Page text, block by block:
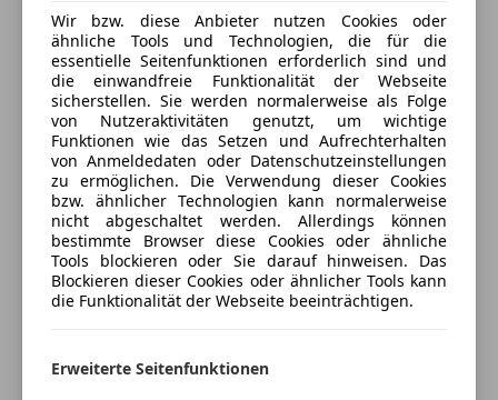
Anhängerkupplung
Markise
Reserverad
Stahlfelgen
Grauwasser mit Spülbecken (kann sehr leicht auch
ausgebaut oder verschoben werden).
Dometic Kompressor Kühlbox
2 Aufstellfenster links und rechts mit Fliegengitter
und Verdunkelung
Frischwasserkanister mit Außendusche
230V EURO Außensteckdose blau
innen befinden sich 6 Stück 12 V und 1 Stück 230 V
Steckdosen
Moskitonetz für Heck- und Schiebetür
Solarumschalter Bord und Starterbatterie
Klimaanlage manuell
Armaflex isoliert +Alubutyl Dämmplatten
Versicherung
Kfz-Versicherung
Versicherungsschutz an Ihre Bedürfnisse
anpassen
Freischaden-Gutschein ab Stufe 0
Auto einfach online versichern & Rabatt holen
Wir bzw. diese Anbieter nutzen Cookies oder
ähnliche Tools und Technologien, die für die
essentielle Seitenfunktionen erforderlich sind und
die einwandfreie Funktionalität der Webseite
sicherstellen. Sie werden normalerweise als Folge
von Nutzeraktivitäten genutzt, um wichtige
Funktionen wie das Setzen und Aufrechterhalten
von Anmeldedaten oder Datenschutzeinstellungen
zu ermöglichen. Die Verwendung dieser Cookies
bzw. ähnlicher Technologien kann normalerweise
nicht abgeschaltet werden. Allerdings können
bestimmte Browser diese Cookies oder ähnliche
Tools blockieren oder Sie darauf hinweisen. Das
Blockieren dieser Cookies oder ähnlicher Tools kann
die Funktionalität der Webseite beeinträchtigen.
Erweiterte Seitenfunktionen